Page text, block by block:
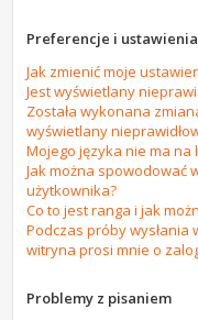
Preferencje i
Jak zmienić moje
Jest wyświetlany
Została wykonana
wyświetlany
Mojego języka nie ma na
Jak można spowodować
użytkownika?
Co to jest ranga i jak
Podczas próby wysłania
witryna prosi mnie o
Problemy z pisaniem